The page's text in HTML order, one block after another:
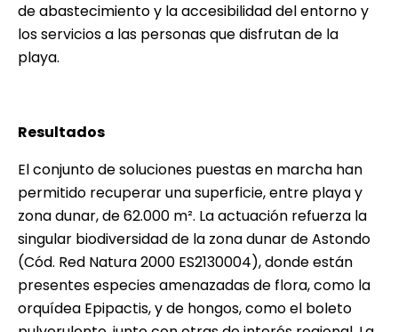
de abastecimiento y la accesibilidad del entorno y
los servicios a las personas que disfrutan de la
playa.
Resultados
El conjunto de soluciones puestas en marcha han
permitido recuperar una superficie, entre playa y
zona dunar, de 62.000 m². La actuación refuerza la
singular biodiversidad de la zona dunar de Astondo
(Cód. Red Natura 2000 ES2130004), donde están
presentes especies amenazadas de flora, como la
orquídea Epipactis, y de hongos, como el boleto